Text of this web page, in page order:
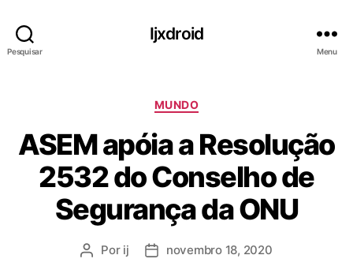
Pesquisar
Ijxdroid
Menu
C
e
g
o
r
i
s
MUNDO
ASEM apóia a Resolução
2532 do Conselho de
Segurança da ONU
A Por ij
D novembro 18, 2020